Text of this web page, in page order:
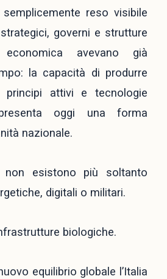
reso visibile
governi e strutture
avevano già
la capacità di produrre
principi attivi e tecnologie
oggi una forma
nazionale.
esistono più soltanto
digitali o militari.
biologiche.
equilibrio globale l’Italia